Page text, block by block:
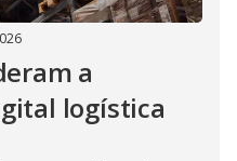
a
logística